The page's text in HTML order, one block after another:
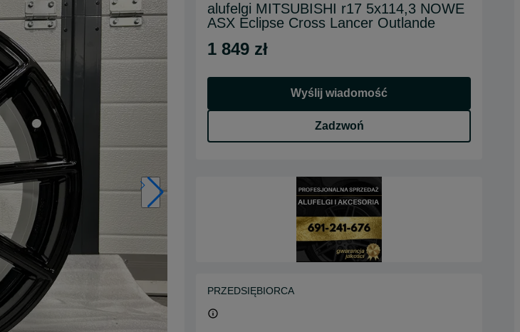
alufelgi MITSUBISHI r17 5x114,3 NOWE
ASX Eclipse Cross Lancer Outlande
1 849 zł
Wyślij wiadomość
Zadzwoń
PRZEDSIĘBIORCA